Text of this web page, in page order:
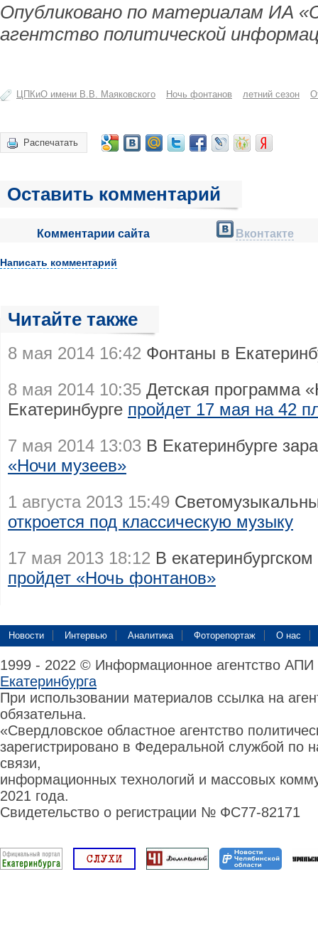
Опубликовано по материалам ИА
агентство политической
ЦПКиО имени В.В. Маяковского Ночь фонтанов летний сезон
Распечатать
Оставить комментарий
Комментарии сайта Вконтакте
Написать комментарий
Читайте также
8 мая 2014 16:42 Фонтаны в
8 мая 2014 10:35 Детская программа
Екатеринбурге пройдет 17 мая на 42
7 мая 2014 13:03 В Екатеринбурге
«Ночи музеев»
1 августа 2013 15:49
откроется под классическую музыку
17 мая 2013 18:12 В
пройдет «Ночь фонтанов»
Новости Интервью Аналитика Фоторепортаж О нас
1999 - 2022 © Информационное агентство
Екатеринбурга
При использовании материалов ссылка на
обязательна.
«Свердловское областное агентство
зарегистрировано в Федеральной службой по
связи,
информационных технологий и массовых
2021 года.
Свидетельство о регистрации № ФС77-82171